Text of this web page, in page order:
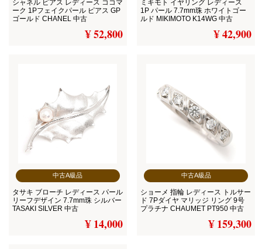
シャネル ピアス レディース ココマ
ーク 1Pフェイクパール ピアス GP
ゴールド CHANEL 中古
¥ 52,800
ミキモト イヤリング レディース
1P パール 7.7mm珠 ホワイトゴー
ルド MIKIMOTO K14WG 中古
¥ 42,900
中古A級品
タサキ ブローチ レディース パール
リーフデザイン 7.7mm珠 シルバー
TASAKI SILVER 中古
¥ 14,000
中古A級品
ショーメ 指輪 レディース トルサー
ド 7Pダイヤ マリッジ リング 9号
プラチナ CHAUMET PT950 中古
¥ 159,300